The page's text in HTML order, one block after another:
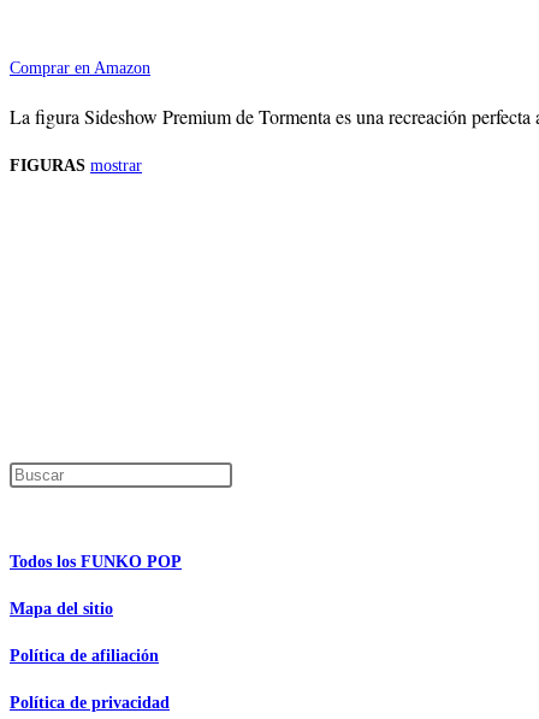
Comprar en Amazon
La figura Sideshow Premium de Tormenta es una recreación
FIGURAS mostrar
Todos los FUNKO POP
Mapa del sitio
Política de afiliación
Política de privacidad